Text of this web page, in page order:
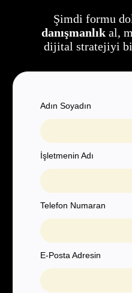
Şimdi formu
danışmanlık al,
dijital stratejiyi
Adın Soyadın
İşletmenin Adı
Telefon Numaran
E-Posta Adresin